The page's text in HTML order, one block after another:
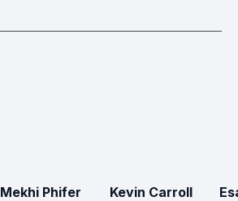
Mekhi Phifer
Kevin Carroll